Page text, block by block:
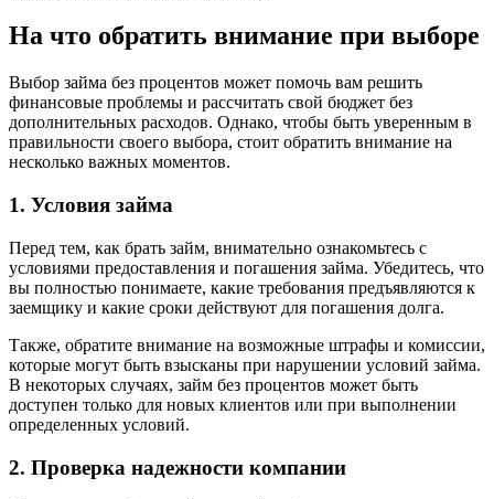
На что обратить внимание при выборе
Выбор займа без процентов может помочь вам решить
финансовые проблемы и рассчитать свой бюджет без
дополнительных расходов. Однако, чтобы быть уверенным в
правильности своего выбора, стоит обратить внимание на
несколько важных моментов.
1. Условия займа
Перед тем, как брать займ, внимательно ознакомьтесь с
условиями предоставления и погашения займа. Убедитесь, что
вы полностью понимаете, какие требования предъявляются к
заемщику и какие сроки действуют для погашения долга.
Также, обратите внимание на возможные штрафы и комиссии,
которые могут быть взысканы при нарушении условий займа.
В некоторых случаях, займ без процентов может быть
доступен только для новых клиентов или при выполнении
определенных условий.
2. Проверка надежности компании